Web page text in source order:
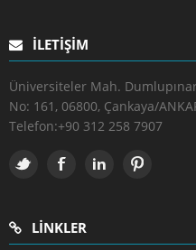
İLETIŞIM
Üniversiteler Mah.
No: 161, 06800, Çankaya/
Telefon:+90 312 258 7907
LINKLER